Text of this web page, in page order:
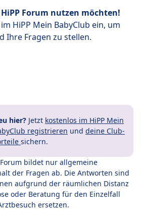
HiPP Forum nutzen möchten!
HiPP Mein BabyClub ein, um
Ihre Fragen zu stellen.
hier? Jetzt kostenlos im HiPP Mein
registrieren und deine Club-
sichern.
bildet nur allgemeine
der Fragen ab. Die Antworten sind
aufgrund der räumlichen Distanz
oder Beratung für den Einzelfall
ersetzen.